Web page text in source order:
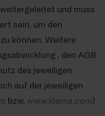
und muss
sein, um den
können. Weitere
, den AGB
des jeweiligen
auf der jeweiligen
bzw. www.klarna.com)